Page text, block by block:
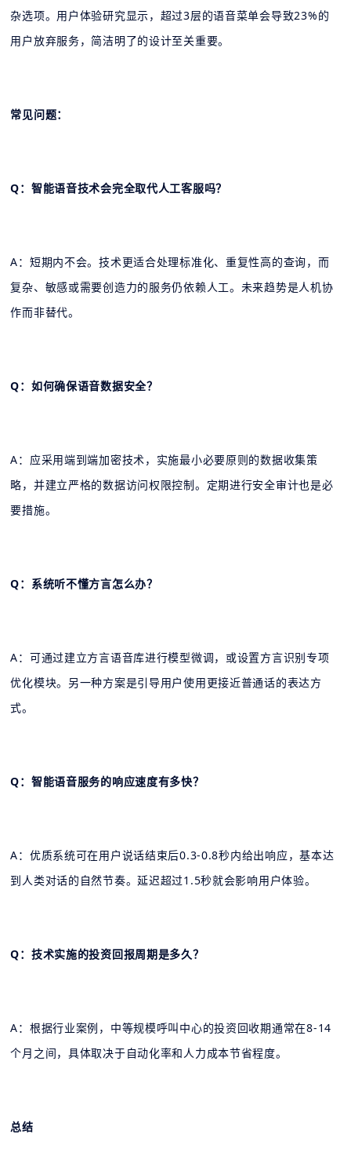
杂选项。用户体验研究显示，超过3层的语音菜单会导致23%的
用户放弃服务，简洁明了的设计至关重要。
常见问题：
Q：智能语音技术会完全取代人工客服吗？
A：短期内不会。技术更适合处理标准化、重复性高的查询，而
复杂、敏感或需要创造力的服务仍依赖人工。未来趋势是人机协
作而非替代。
Q：如何确保语音数据安全？
A：应采用端到端加密技术，实施最小必要原则的数据收集策
略，并建立严格的数据访问权限控制。定期进行安全审计也是必
要措施。
Q：系统听不懂方言怎么办？
A：可通过建立方言语音库进行模型微调，或设置方言识别专项
优化模块。另一种方案是引导用户使用更接近普通话的表达方
式。
Q：智能语音服务的响应速度有多快？
A：优质系统可在用户说话结束后0.3-0.8秒内给出响应，基本达
到人类对话的自然节奏。延迟超过1.5秒就会影响用户体验。
Q：技术实施的投资回报周期是多久？
A：根据行业案例，中等规模呼叫中心的投资回收期通常在8-14
个月之间，具体取决于自动化率和人力成本节省程度。
总结